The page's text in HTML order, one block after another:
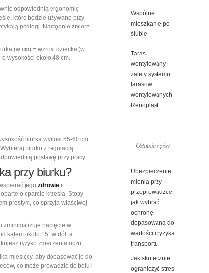
odpowiednią ergonomię
które będzie używane przy
podłogi. Następnie zmierz
(w cm) = wzrost dziecka (w
wysokości około 48 cm.
biurka wynosi 55-60 cm.
biurko z regulacją
postawę przy pracy.
przy biurku?
jego zdrowie i
o oparcie krzesła. Stopy
prostym, co sprzyja właściwej
zminimalizuje napięcie w
kątem około 15° w dół, a
ryzyko zmęczenia oczu.
miesięcy, aby dopasować je do
co może prowadzić do bólu i
Wspólne
mieszkanie po
ślubie
Taras
wentylowany –
zalety systemu
tarasów
wentylowanych
Renoplast
Ostatnie wpisy
Ubezpieczenie
mienia przy
przeprowadzce:
jak wybrać
ochronę
dopasowaną do
wartości i ryzyka
transportu
Jak skutecznie
ograniczyć stres